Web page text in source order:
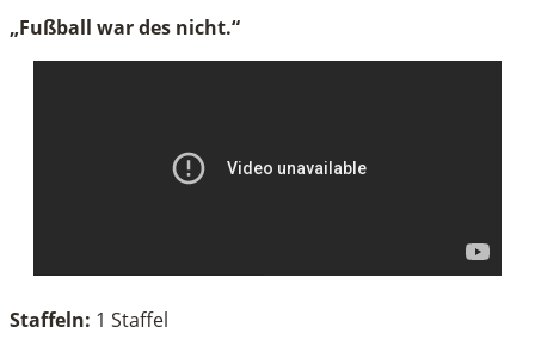
„Fußball war des nicht.“
Staffeln: 1 Staffel